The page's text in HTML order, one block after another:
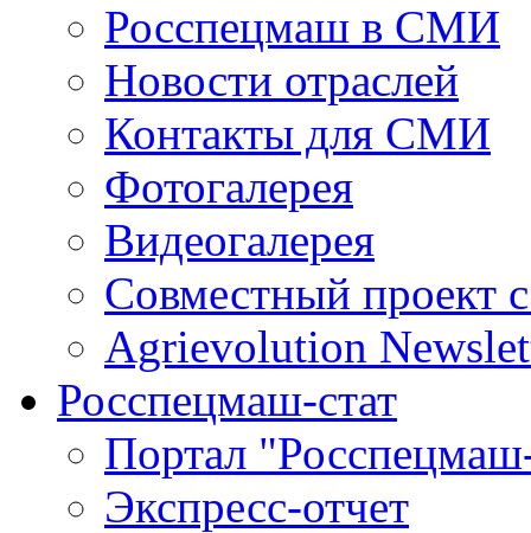
Росспецмаш в СМИ
Новости отраслей
Контакты для СМИ
Фотогалерея
Видеогалерея
Совместный проект
Agrievolution
Росспецмаш-стат
Портал
Экспресс-отчет